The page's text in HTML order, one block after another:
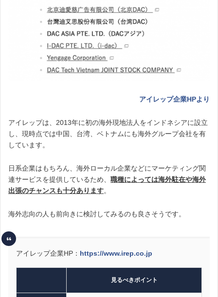
アイレップ企業HPより
アイレップは、2013年に初の海外現地法人をインドネシアに設立
し、現時点では中国、台湾、ベトナムにも海外グループ会社を有
しています。
日系企業はもちろん、海外ローカル企業などにマーケティング関
連サービスを提供しているため、 職種によっては海外駐在や海外
出張のチャンスも十分あります。
海外志向の人も前向きに検討してみるのも良さそうです。
アイレップ企業HP： https://www.irep.co.jp
見るべきポイント